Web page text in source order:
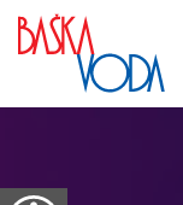
перейти к содержанию